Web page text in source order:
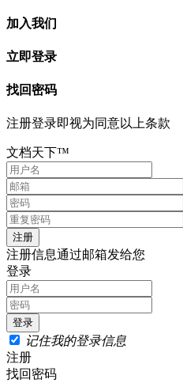
加入我们
立即登录
找回密码
注册登录即视为同意以上条款
文档天下™
注册信息通过邮箱发给您
登录
记住我的登录信息
注册
找回密码